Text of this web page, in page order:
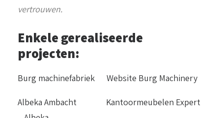
vertrouwen.
Enkele gerealiseerde
projecten:
Burg machinefabriek Website Burg Machinery
Albeka Ambacht
Kantoormeubelen Expert